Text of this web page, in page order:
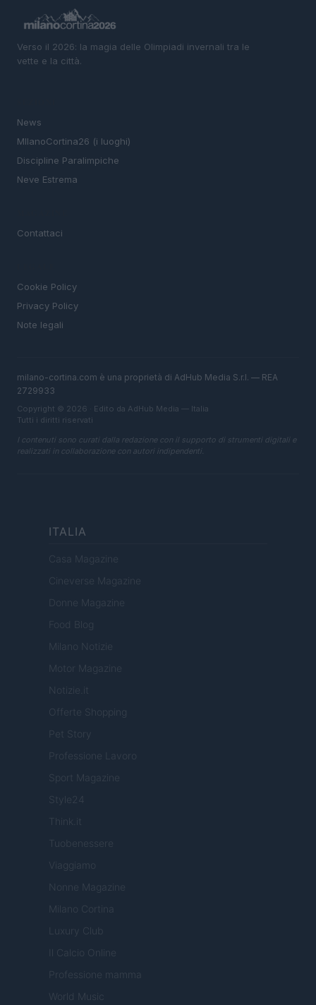
Verso il 2026: la magia delle Olimpiadi invernali tra le
vette e la città.
News
MIlanoCortina26 (i luoghi)
Discipline Paralimpiche
Neve Estrema
Contattaci
Cookie Policy
Privacy Policy
Note legali
milano-cortina.com è una proprietà di AdHub Media S.r.l. — REA
2729933
Copyright © 2026 · Edito da AdHub Media — Italia
Tutti i diritti riservati
I contenuti sono curati dalla redazione con il supporto di strumenti digitali e
realizzati in collaborazione con autori indipendenti.
ITALIA
Casa Magazine
Cineverse Magazine
Donne Magazine
Food Blog
Milano Notizie
Motor Magazine
Notizie.it
Offerte Shopping
Pet Story
Professione Lavoro
Sport Magazine
Style24
Think.it
Tuobenessere
Viaggiamo
Nonne Magazine
Milano Cortina
Luxury Club
Il Calcio Online
Professione mamma
World Music